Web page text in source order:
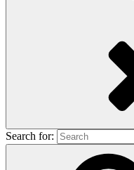
Search for: